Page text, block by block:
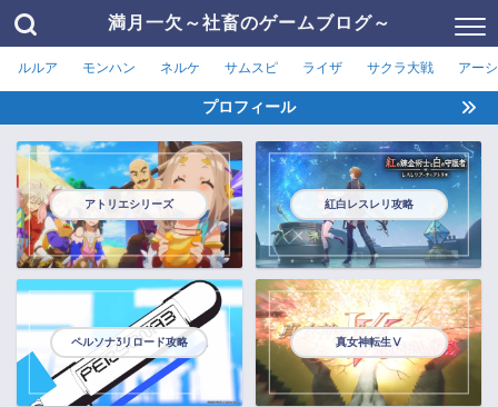
満月一欠～社畜のゲームブログ～
ルルア モンハン ネルケ サムスピ ライザ サクラ大戦 アー
プロフィール
アトリエシリーズ 紅白レスレリ攻略
ペルソナ3リロード攻略 真女神転生Ⅴ